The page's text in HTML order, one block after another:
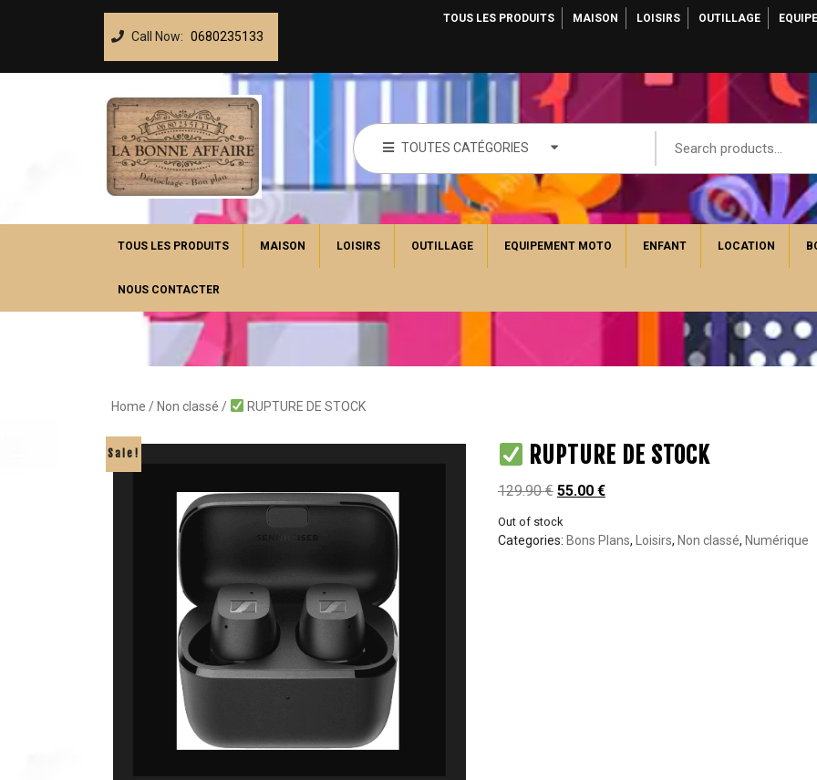
Call Now: 0680235133
TOUS LES PRODUITS MAISON LOISIRS OUTILLAGE
TOUTES CATÉGORIES
TOUS LES PRODUITS MAISON LOISIRS OUTILLAGE EQUIPEMENT MOTO ENFANT LOCATION
NOUS CONTACTER
Home / Non classé / RUPTURE DE STOCK
Sale! RUPTURE DE STOCK
129.90€ 55.00 €
Out of stock
Categories: Bons Plans, Loisirs, Non classé, Numérique